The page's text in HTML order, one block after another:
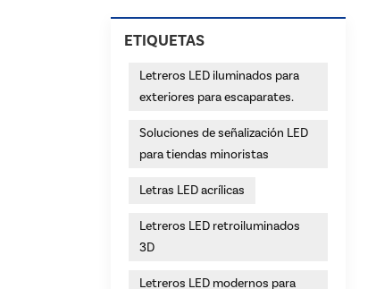
ETIQUETAS
Letreros LED iluminados para
exteriores para escaparates.
Soluciones de señalización LED
para tiendas minoristas
Letras LED acrílicas
Letreros LED retroiluminados
3D
Letreros LED modernos para